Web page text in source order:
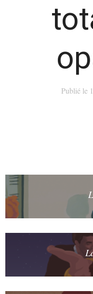
Publié le